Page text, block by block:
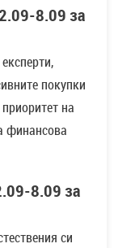
8.09 за
покупки
на
финансова
8.09 за
си